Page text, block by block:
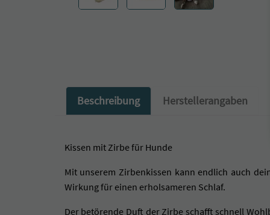
Beschreibung Herstellerangaben
Kissen mit Zirbe für Hunde
Mit unserem Zirbenkissen kann endlich auch
Wirkung für einen erholsameren Schlaf.
Der betörende Duft der Zirbe schafft schnell